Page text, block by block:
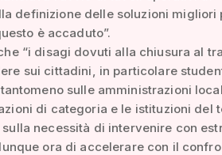
definizione delle soluzioni migliori
è accaduto”.
“i disagi dovuti alla chiusura al
sui cittadini, in particolare
sulle amministrazioni
di categoria e le istituzioni del
necessità di intervenire con
ora di accelerare con il